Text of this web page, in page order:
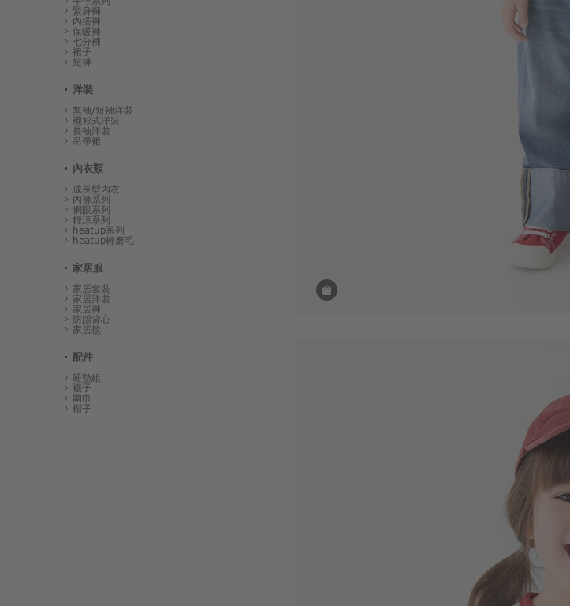
緊身褲
內搭褲
保暖褲
七分褲
裙子
短褲
洋裝
無袖/短袖洋裝
襯衫式洋裝
長袖洋裝
吊帶裙
內衣類
成長型內衣
內褲系列
網眼系列
輕涼系列
heatup系列
heatup輕磨毛
家居服
家居套裝
家居洋裝
家居褲
防踢背心
家居毯
配件
睡墊組
襪子
圍巾
帽子